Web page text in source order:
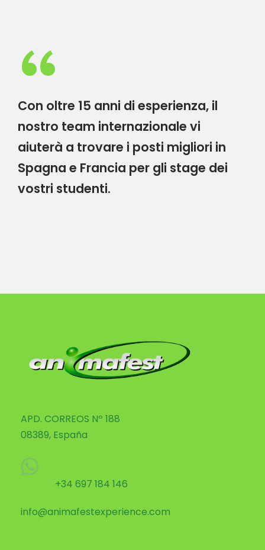
“
Con oltre 15 anni di esperienza, il
nostro team internazionale vi
aiuterà a trovare i posti migliori in
Spagna e Francia per gli stage dei
vostri studenti.
APD. CORREOS Nº 188
08389, España
+34 697 184 146
info@animafestexperience.com